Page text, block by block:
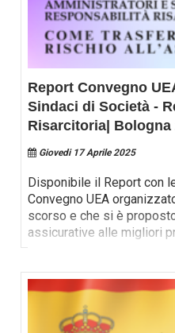
Report Convegno
Sindaci di Società -
Risarcitoria| Bologna
Giovedi 17 Aprile 2025
Disponibile il Report con
Convegno UEA
scorso e che si è
assicurative alle migliori